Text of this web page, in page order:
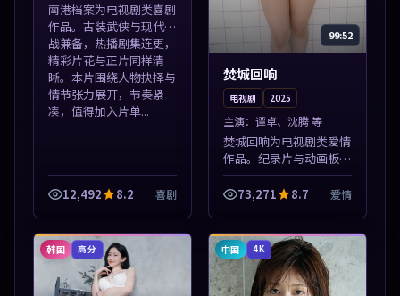
南港档案为电视剧类喜剧
作品。古装武侠与现代谍
战兼备，热播剧集连更，
精彩片花与正片同样清
晰。本片围绕人物抉择与
情节张力展开，节奏紧
凑，值得加入片单...
12,492 8.2 喜剧
99:52
焚城回响
电视剧 2025
主演： 谭卓、沈腾 等
焚城回响为电视剧类爱情
作品。纪录片与动画板块
同步更新，亚洲影视一站
式导览，支持关键词检索
凑，值得加入...
73,271 8.7 爱情
韩国 高分 中国 4K